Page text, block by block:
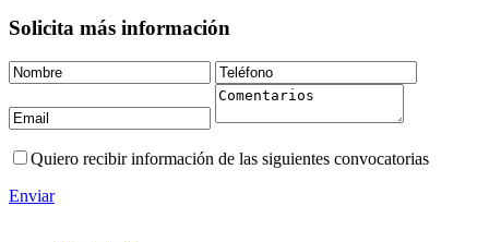
Solicita más información
Quiero recibir información de las siguientes convocatorias
Enviar